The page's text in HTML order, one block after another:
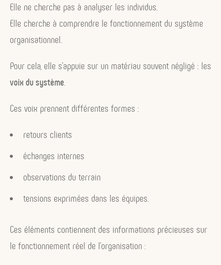
Elle ne cherche pas à analyser les individus.
Elle cherche à comprendre le fonctionnement du système
organisationnel.
Pour cela, elle s’appuie sur un matériau souvent négligé : les
voix du système.
Ces voix prennent différentes formes :
retours clients
échanges internes
observations du terrain
tensions exprimées dans les équipes.
Ces éléments contiennent des informations précieuses sur
le fonctionnement réel de l’organisation :